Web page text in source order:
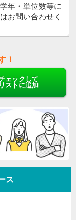
年・単位数等に
お問い合わせく
！
ェックして
リストに追加
ス